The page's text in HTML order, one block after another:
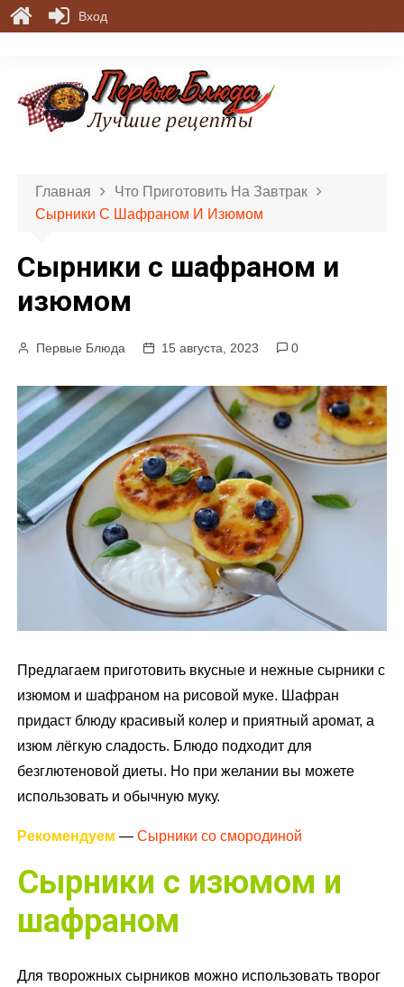
Главная
Что Приготовить На Завтрак
Сырники С Шафраном И Изюмом
Сырники с шафраном и
изюмом
Первые Блюда 15 августа, 2023 0
Предлагаем приготовить вкусные и нежные сырники с
изюмом и шафраном на рисовой муке. Шафран
придаст блюду красивый колер и приятный аромат, а
изюм лёгкую сладость. Блюдо подходит для
безглютеновой диеты. Но при желании вы можете
использовать и обычную муку.
Рекомендуем —Сырники со смородиной
Сырники с изюмом и
шафраном
Для творожных сырников можно использовать творог
Вход